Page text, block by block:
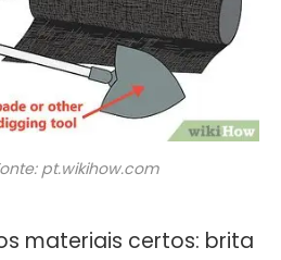
pt.wikihow.com
materiais certos: brita